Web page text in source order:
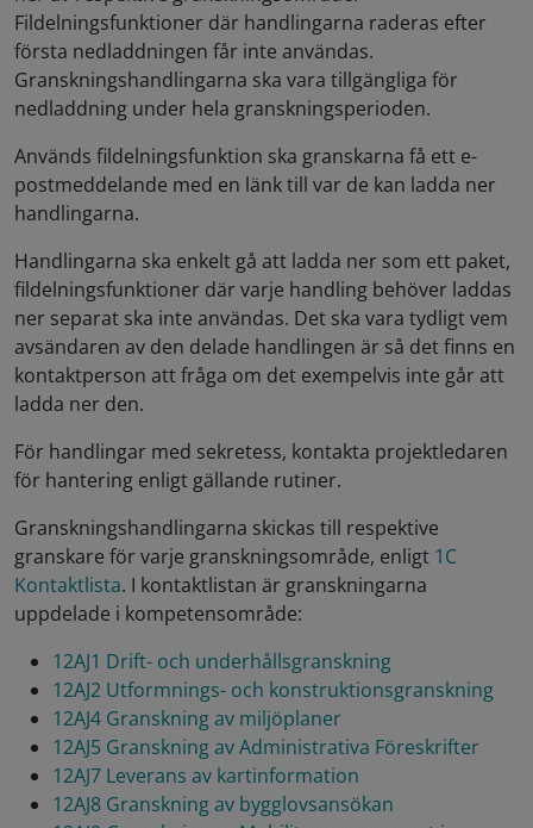
Fildelningsfunktioner där handlingarna raderas efter
första nedladdningen får inte användas.
Granskningshandlingarna ska vara tillgängliga för
nedladdning under hela granskningsperioden.
Används fildelningsfunktion ska granskarna få ett e-
postmeddelande med en länk till var de kan ladda ner
handlingarna.
Handlingarna ska enkelt gå att ladda ner som ett paket,
fildelningsfunktioner där varje handling behöver laddas
ner separat ska inte användas. Det ska vara tydligt vem
avsändaren av den delade handlingen är så det finns en
kontaktperson att fråga om det exempelvis inte går att
ladda ner den.
För handlingar med sekretess, kontakta projektledaren
för hantering enligt gällande rutiner.
Granskningshandlingarna skickas till respektive
granskare för varje granskningsområde, enligt 1C
Kontaktlista. I kontaktlistan är granskningarna
uppdelade i kompetensområde:
12AJ1 Drift- och underhållsgranskning
12AJ2 Utformnings- och konstruktionsgranskning
12AJ4 Granskning av miljöplaner
12AJ5 Granskning av Administrativa Föreskrifter
12AJ7 Leverans av kartinformation
12AJ8 Granskning av bygglovsansökan